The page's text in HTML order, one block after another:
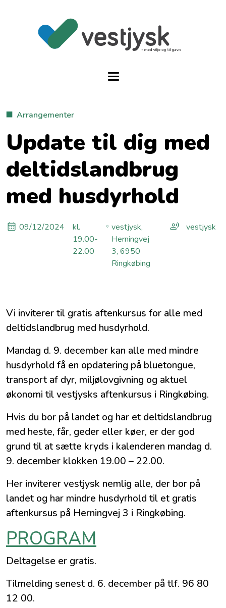
Arrangementer
Update til dig med
deltidslandbrug
med husdyrhold
09/12/2024
kl.
19.00-
22.00
vestjysk,
Herningvej
3, 6950
Ringkøbing
vestjysk
Vi inviterer til gratis aftenkursus for alle med
deltidslandbrug med husdyrhold.
Mandag d. 9. december kan alle med mindre
husdyrhold få en opdatering på bluetongue,
transport af dyr, miljølovgivning og aktuel
økonomi til vestjysks aftenkursus i Ringkøbing.
Hvis du bor på landet og har et deltidslandbrug
med heste, får, geder eller køer, er der god
grund til at sætte kryds i kalenderen mandag d.
9. december klokken 19.00 – 22.00.
Her inviterer vestjysk nemlig alle, der bor på
landet og har mindre husdyrhold til et gratis
aftenkursus på Herningvej 3 i Ringkøbing.
PROGRAM
Deltagelse er gratis.
Tilmelding senest d. 6. december på tlf. 96 80
12 00.